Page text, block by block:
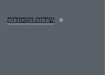
שידות וקומודות